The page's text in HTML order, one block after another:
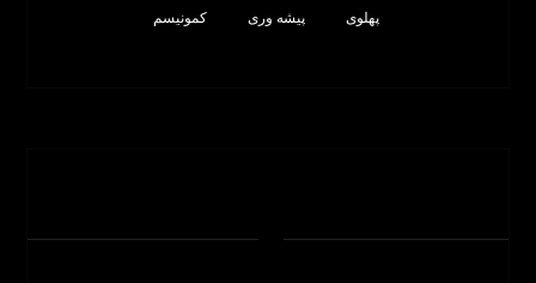
پهلوی پیشه وری کمونیسم